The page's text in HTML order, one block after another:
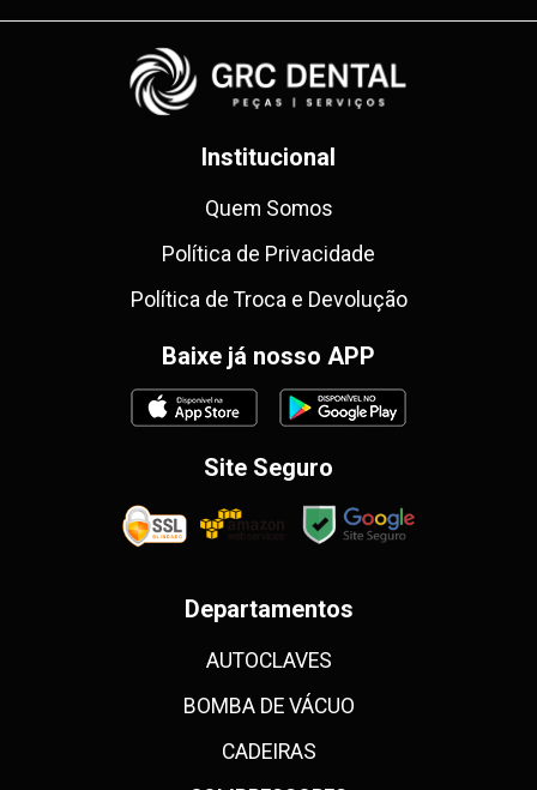
Institucional
Quem Somos
Política de Privacidade
Política de Troca e Devolução
Baixe já nosso APP
Site Seguro
Departamentos
AUTOCLAVES
BOMBA DE VÁCUO
CADEIRAS